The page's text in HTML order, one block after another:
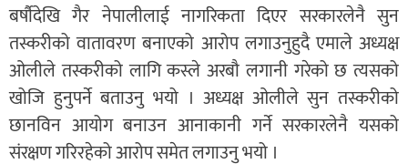
बर्षौदेखि गैर नेपालीलाई नागरिकता दिएर सरकारलेनै सुन
तस्करीको वातावरण बनाएको आरोप लगाउनुहुदै एमाले अध्यक्ष
ओलीले तस्करीको लागि कस्ले अरबौ लगानी गरेको छ त्यसको
खोजि हुनुपर्ने बताउनु भयो । अध्यक्ष ओलीले सुन तस्करीको
छानविन आयोग बनाउन आनाकानी गर्ने सरकारलेनै यसको
संरक्षण गरिरहेको आरोप समेत लगाउनु भयो ।